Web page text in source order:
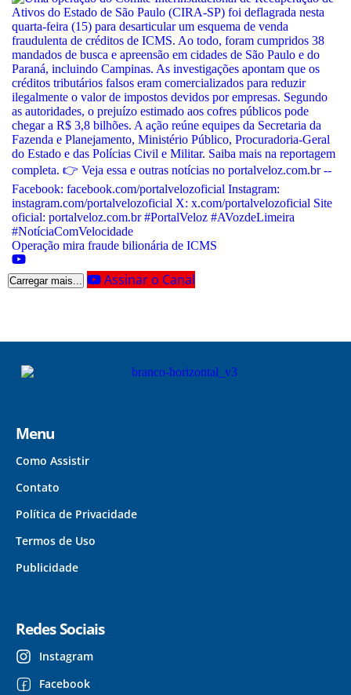
Operação mira fraude bilionária de ICMS
Carregar mais... Assinar o Canal
Menu
Como Assistir
Contato
Política de Privacidade
Termos de Uso
Publicidade
Redes Sociais
Instagram
Facebook